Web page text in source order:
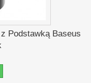
Podstawką Baseus